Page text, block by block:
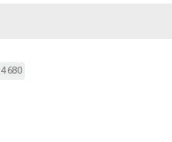
4 680